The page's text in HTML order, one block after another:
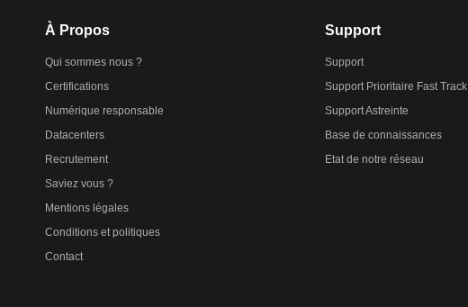
À Propos
Qui sommes nous ?
Certifications
Numérique responsable
Datacenters
Recrutement
Saviez vous ?
Mentions légales
Conditions et politiques
Contact
Support
Support
Support Prioritaire Fast Track
Support Astreinte
Base de connaissances
Etat de notre réseau